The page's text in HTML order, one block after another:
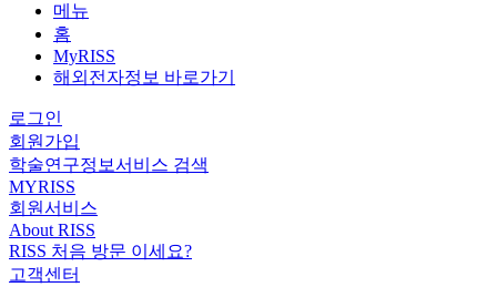
메뉴
홈
MyRISS
해외전자정보 바로가기
로그인
회원가입
학술연구정보서비스 검색
MYRISS
회원서비스
About RISS
RISS 처음 방문 이세요?
고객센터